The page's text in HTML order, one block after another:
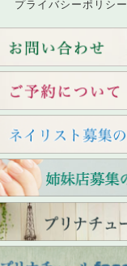
プライバシーポリシー